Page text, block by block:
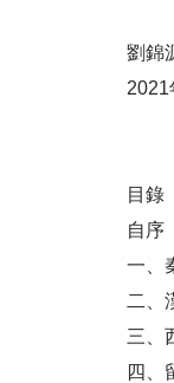
劉錦
2021
目錄
自
一、
二、
三、
四